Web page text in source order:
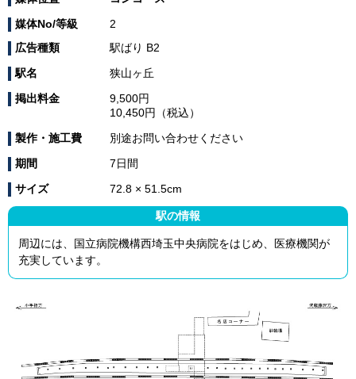
媒体No/等級
2
広告種類
駅ばり B2
駅名
狭山ヶ丘
掲出料金
9,500円
10,450円（税込）
製作・施工費
別途お問い合わせください
期間
7日間
サイズ
72.8 × 51.5cm
駅の情報
周辺には、国立病院機構西埼玉中央病院をはじめ、医療機関が
充実しています。